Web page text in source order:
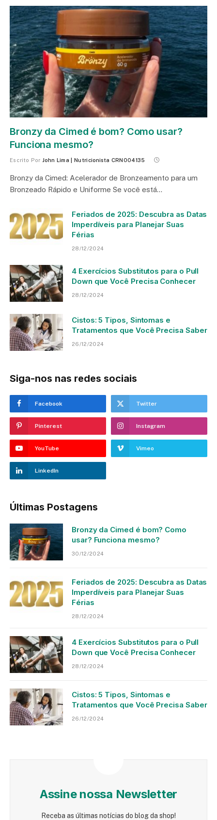
Bronzy da Cimed é bom? Como usar?
Funciona mesmo?
Escrito Por John Lima | Nutricionista CRN004135
Bronzy da Cimed: Acelerador de Bronzeamento para um
Bronzeado Rápido e Uniforme Se você está…
Feriados de 2025: Descubra as Datas
Imperdíveis para Planejar Suas
Férias
28/12/2024
4 Exercícios Substitutos para o Pull
Down que Você Precisa Conhecer
28/12/2024
Cistos: 5 Tipos, Sintomas e
Tratamentos que Você Precisa Saber
26/12/2024
Siga-nos nas redes sociais
Facebook Twitter
Pinterest Instagram
YouTube Vimeo
LinkedIn
Últimas Postagens
Bronzy da Cimed é bom? Como
usar? Funciona mesmo?
30/12/2024
Feriados de 2025: Descubra as Datas
Imperdíveis para Planejar Suas
Férias
28/12/2024
4 Exercícios Substitutos para o Pull
Down que Você Precisa Conhecer
28/12/2024
Cistos: 5 Tipos, Sintomas e
Tratamentos que Você Precisa Saber
26/12/2024
Assine nossa Newsletter
Receba as últimas notícias do blog da shop!